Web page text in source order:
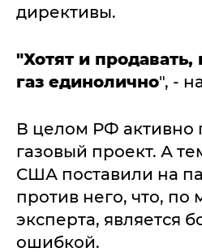
директивы.
"Хотят и продавать,
газ единолично", -
В целом РФ активно
газовый проект. А
США поставили на
против него, что,
эксперта, является
ошибкой.